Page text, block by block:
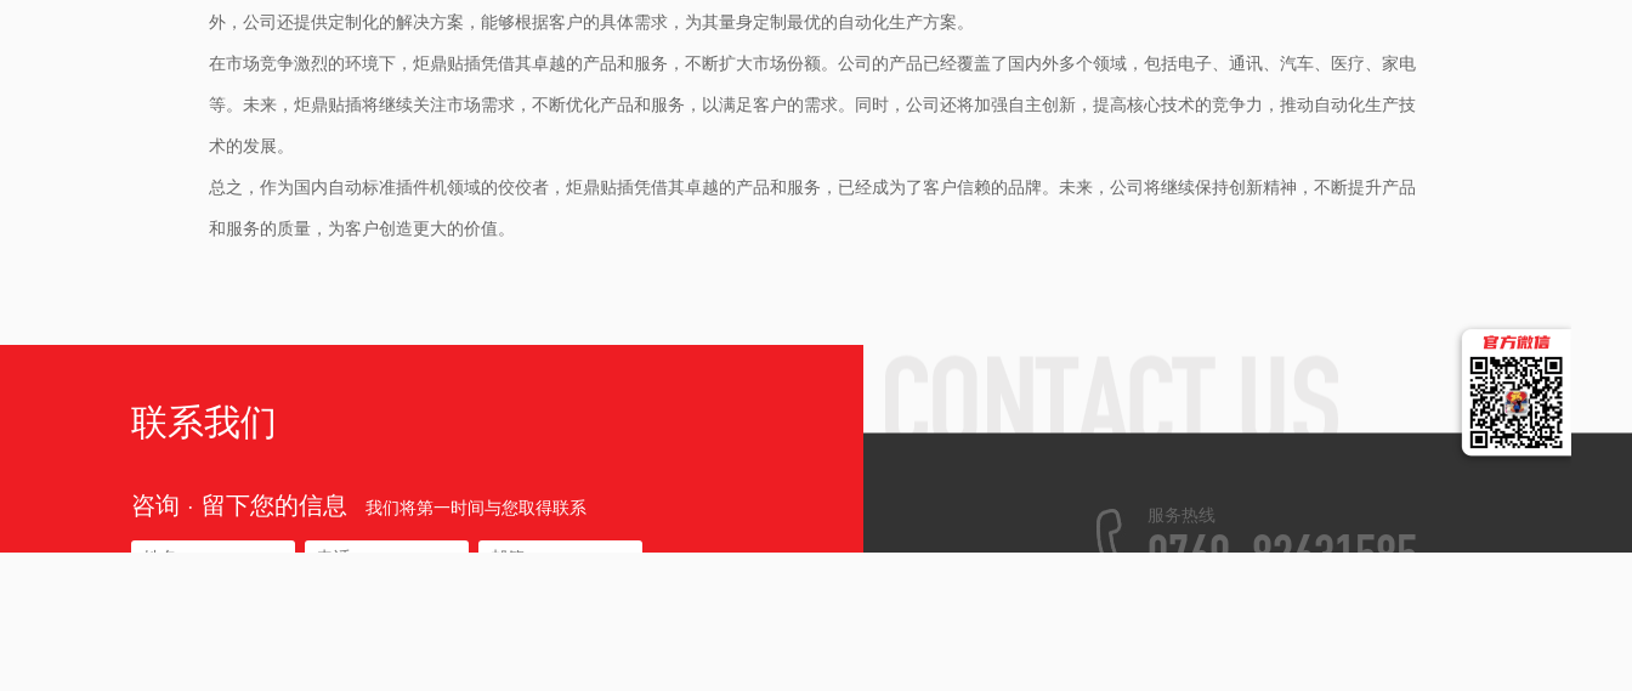
外，公司还提供定制化的解决方案，能够根据客户的具体需求，为其量身定制最优的自动化生产方案。
在市场竞争激烈的环境下，炬鼎贴插凭借其卓越的产品和服务，不断扩大市场份额。公司的产品已经覆盖了国内外多个领域，包括电子、通讯、汽车、医疗、家电
等。未来，炬鼎贴插将继续关注市场需求，不断优化产品和服务，以满足客户的需求。同时，公司还将加强自主创新，提高核心技术的竞争力，推动自动化生产技
术的发展。
总之，作为国内自动标准插件机领域的佼佼者，炬鼎贴插凭借其卓越的产品和服务，已经成为了客户信赖的品牌。未来，公司将继续保持创新精神，不断提升产品
和服务的质量，为客户创造更大的价值。
联系我们
咨询 · 留下您的信息 我们将第一时间与您取得联系 服务热线
0769-82631585